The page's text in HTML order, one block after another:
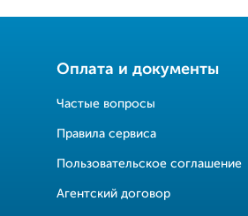
Оплата и документы
Частые вопросы
Правила сервиса
Пользовательское соглашение
Агентский договор